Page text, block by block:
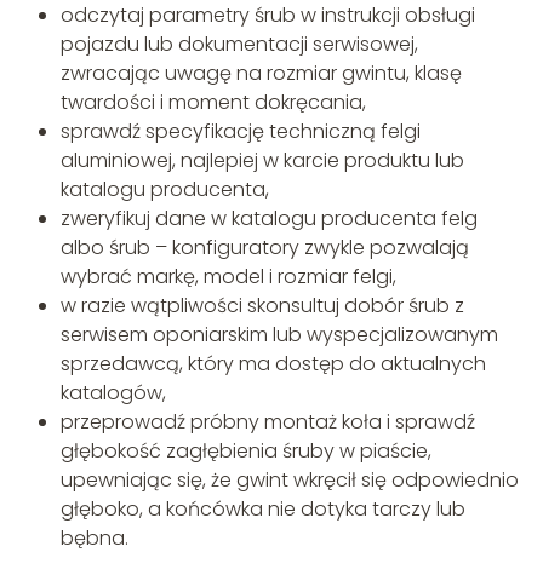
odczytaj parametry śrub w instrukcji obsługi
pojazdu lub dokumentacji serwisowej,
zwracając uwagę na rozmiar gwintu, klasę
twardości i moment dokręcania,
sprawdź specyfikację techniczną felgi
aluminiowej, najlepiej w karcie produktu lub
katalogu producenta,
zweryfikuj dane w katalogu producenta felg
albo śrub – konfiguratory zwykle pozwalają
wybrać markę, model i rozmiar felgi,
w razie wątpliwości skonsultuj dobór śrub z
serwisem oponiarskim lub wyspecjalizowanym
sprzedawcą, który ma dostęp do aktualnych
katalogów,
przeprowadź próbny montaż koła i sprawdź
głębokość zagłębienia śruby w piaście,
upewniając się, że gwint wkręcił się odpowiednio
głęboko, a końcówka nie dotyka tarczy lub
bębna.